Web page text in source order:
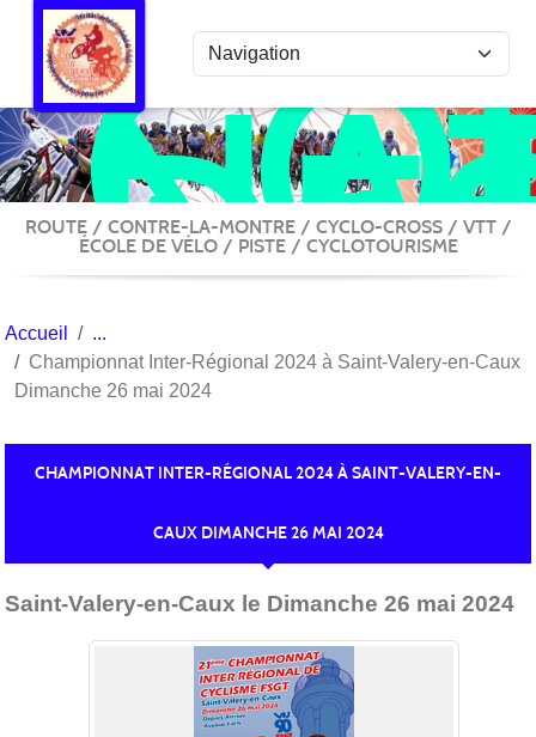
ROUTE / CONTRE-LA-MONTRE / CYCLO-CROSS / VTT /
ÉCOLE DE VÉLO / PISTE / CYCLOTOURISME
Accueil
Championnat Inter-Régional 2024 à Saint-Valery-en-Caux
Dimanche 26 mai 2024
CHAMPIONNAT INTER-RÉGIONAL 2024 À SAINT-VALERY-EN-
CAUX DIMANCHE 26 MAI 2024
Saint-Valery-en-Caux le Dimanche 26 mai 2024
Panneau de gestion des cookies